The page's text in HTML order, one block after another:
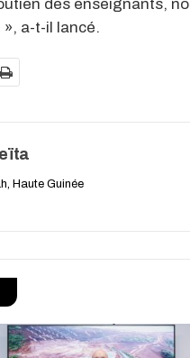
des enseignants,
a-t-il lancé.
Haute Guinée